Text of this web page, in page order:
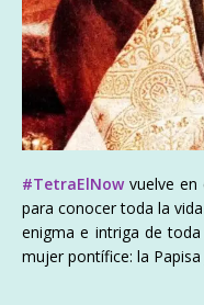
#TetraElNowvuelve en
para conocer toda la
enigma e intriga de
mujer pontífice: la Papisa